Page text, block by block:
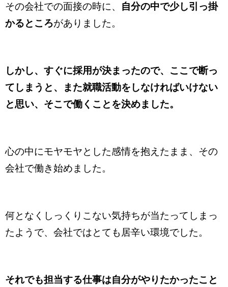
その会社での面接の時に、
自分の中で少し引っ掛
かるところがありました。
しかし、すぐに採用が決まったので、ここで断っ
てしまうと、また就職活動をしなければいけない
と思い、そこで働くことを決めました。
心の中にモヤモヤとした感情を抱えたまま、その
会社で働き始めました。
何となくしっくりこない気持ちが当たってしまっ
たようで、会社ではとても居辛い環境でした。
それでも担当する仕事は自分がやりたかったこと